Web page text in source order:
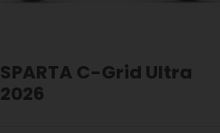
SPARTA C-Grid Ultra
2026